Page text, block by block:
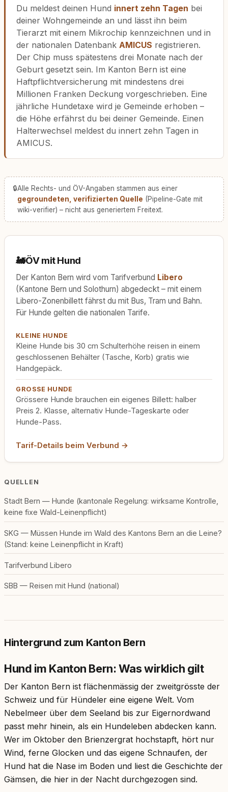
Du meldest deinen Hund innert zehn Tagen bei
deiner Wohngemeinde an und lässt ihn beim
Tierarzt mit einem Mikrochip kennzeichnen und in
der nationalen Datenbank AMICUS registrieren.
Der Chip muss spätestens drei Monate nach der
Geburt gesetzt sein. Im Kanton Bern ist eine
Haftpflichtversicherung mit mindestens drei
Millionen Franken Deckung vorgeschrieben. Eine
jährliche Hundetaxe wird je Gemeinde erhoben –
die Höhe erfährst du bei deiner Gemeinde. Einen
Halterwechsel meldest du innert zehn Tagen in
AMICUS.
🔒Alle Rechts- und ÖV-Angaben stammen aus einer
gegroundeten, verifizierten Quelle (Pipeline-Gate mit
wiki-verifier) – nicht aus generiertem Freitext.
🚂ÖV mit Hund
Der Kanton Bern wird vom Tarifverbund Libero
(Kantone Bern und Solothurn) abgedeckt – mit einem
Libero-Zonenbillett fährst du mit Bus, Tram und Bahn.
Für Hunde gelten die nationalen Tarife.
KLEINE HUNDE
Kleine Hunde bis 30 cm Schulterhöhe reisen in einem
geschlossenen Behälter (Tasche, Korb) gratis wie
Handgepäck.
GROSSE HUNDE
Grössere Hunde brauchen ein eigenes Billett: halber
Preis 2. Klasse, alternativ Hunde-Tageskarte oder
Hunde-Pass.
Tarif-Details beim Verbund →
QUELLEN
Stadt Bern — Hunde (kantonale Regelung: wirksame Kontrolle,
keine fixe Wald-Leinenpflicht)
SKG — Müssen Hunde im Wald des Kantons Bern an die Leine?
(Stand: keine Leinenpflicht in Kraft)
Tarifverbund Libero
SBB — Reisen mit Hund (national)
Hintergrund zum Kanton Bern
Hund im Kanton Bern: Was wirklich gilt
Der Kanton Bern ist flächenmässig der zweitgrösste der
Schweiz und für Hündeler eine eigene Welt. Vom
Nebelmeer über dem Seeland bis zur Eigernordwand
passt mehr hinein, als ein Hundeleben abdecken kann.
Wer im Oktober den Brienzergrat hochstapft, hört nur
Wind, ferne Glocken und das eigene Schnaufen, der
Hund hat die Nase im Boden und liest die Geschichte der
Gämsen, die hier in der Nacht durchgezogen sind.